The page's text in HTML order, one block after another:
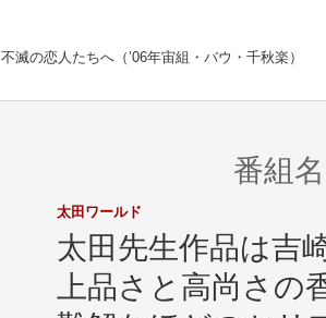
不滅の恋人たちへ（’06年宙組・バウ・千秋楽）
番組
太田ワールド
太田先生作品は吉
上品さと高尚さ